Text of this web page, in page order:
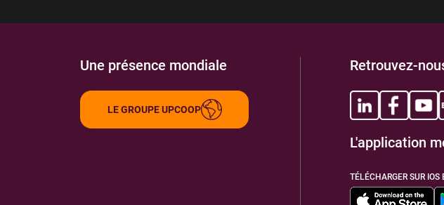
Une présence mondiale
LE GROUPE UPCOOP
Retrouvez-
L'application
TÉLÉCHARGER SUR IOS